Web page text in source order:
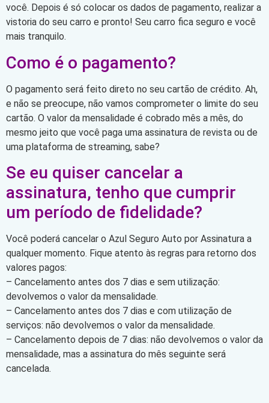
você. Depois é só colocar os dados de pagamento, realizar a
vistoria do seu carro e pronto! Seu carro fica seguro e você
mais tranquilo.
Como é o pagamento?
O pagamento será feito direto no seu cartão de crédito. Ah,
e não se preocupe, não vamos comprometer o limite do seu
cartão. O valor da mensalidade é cobrado mês a mês, do
mesmo jeito que você paga uma assinatura de revista ou de
uma plataforma de streaming, sabe?
Se eu quiser cancelar a
assinatura, tenho que cumprir
um período de fidelidade?
Você poderá cancelar o Azul Seguro Auto por Assinatura a
qualquer momento. Fique atento às regras para retorno dos
valores pagos:
– Cancelamento antes dos 7 dias e sem utilização:
devolvemos o valor da mensalidade.
– Cancelamento antes dos 7 dias e com utilização de
serviços: não devolvemos o valor da mensalidade.
– Cancelamento depois de 7 dias: não devolvemos o valor da
mensalidade, mas a assinatura do mês seguinte será
cancelada.